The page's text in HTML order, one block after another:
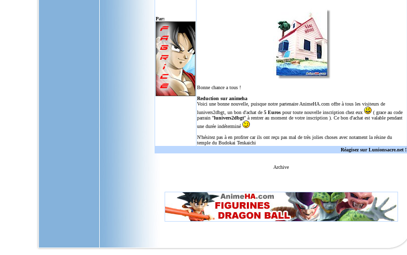
Par:
Bonne chance a tous !
Reduction sur animeha
Voici une bonne nouvelle, puisque notre partenaire AnimeHA.com offre à tous les visiteurs de
lunivers2dbgt, un bon d'achat de 5 Euros pour toute nouvelle inscription chez eux
( grace au code
parrain "lunivers2dbgt" à rentrer au moment de votre inscription ). Ce bon d'achat est valable pendant
une durée indéterminé
N'hésitez pas à en profiter car ils ont reçu pas mal de très jolies choses avec notament la résine du
temple du Budokai Tenkaichi
Réagisez sur Lunionsacre.net !
Archive